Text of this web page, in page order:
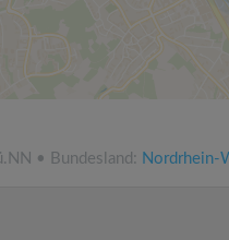
• Bundesland: Nordrhein-